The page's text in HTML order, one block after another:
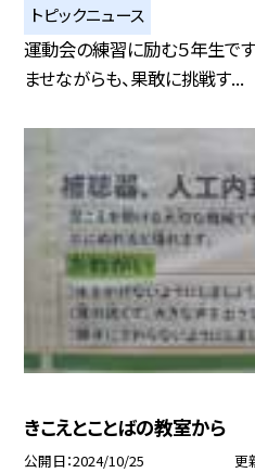
トピックニュース
運動会の練習に励む５年生で
ませながらも、果敢に挑戦す...
きこえとことばの教室から
公開日 2024/10/25 更